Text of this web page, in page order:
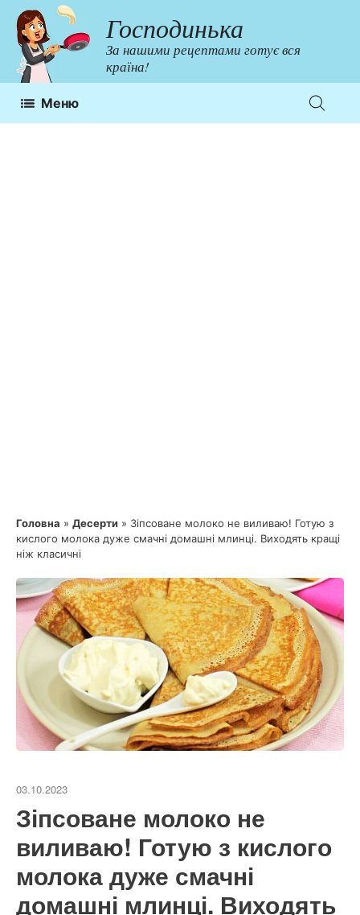
Перейти
до
контенту
Господинька
За нашими рецептами готує вся
країна!
Меню
Головна » Десерти » Зіпсоване молоко не виливаю! Готую з
кислого молока дуже смачні домашні млинці. Виходять кращі
ніж класичні
03.10.2023
Зіпсоване молоко не
виливаю! Готую з кислого
молока дуже смачні
домашні млинці. Виходять